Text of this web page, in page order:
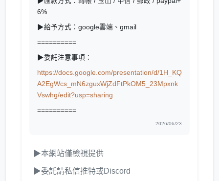
6%
▶給予方式：google雲端、gmail
==========
▶委託注意事項：
https://docs.google.com/presentation/d/1H_KQ
A2EgWcs_mN6zguxWjZdFtPkOM5_23Mpxnk
Vswhg/edit?usp=sharing
==========
2026/06/23
▶本網站僅檢視提供
▶委託請私信推特或Discord